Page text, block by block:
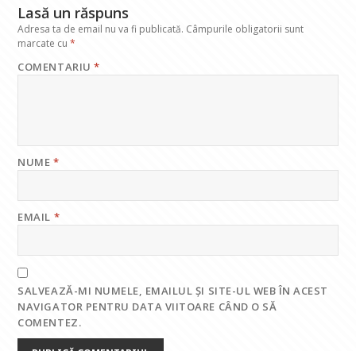
Lasă un răspuns
Adresa ta de email nu va fi publicată. Câmpurile obligatorii sunt
marcate cu*
COMENTARIU*
NUME*
EMAIL *
SALVEAZĂ-MI NUMELE, EMAILUL ȘI SITE-UL WEB ÎN ACEST
NAVIGATOR PENTRU DATA VIITOARE CÂND O SĂ
COMENTEZ.